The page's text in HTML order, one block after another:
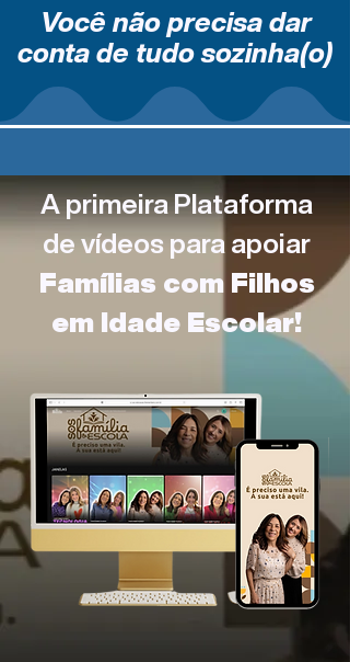
Você não precisa dar
conta de tudo sozinha(o)
A primeira Plataforma
de vídeos para apoiar
Famílias com Filhos
em Idade Escolar!